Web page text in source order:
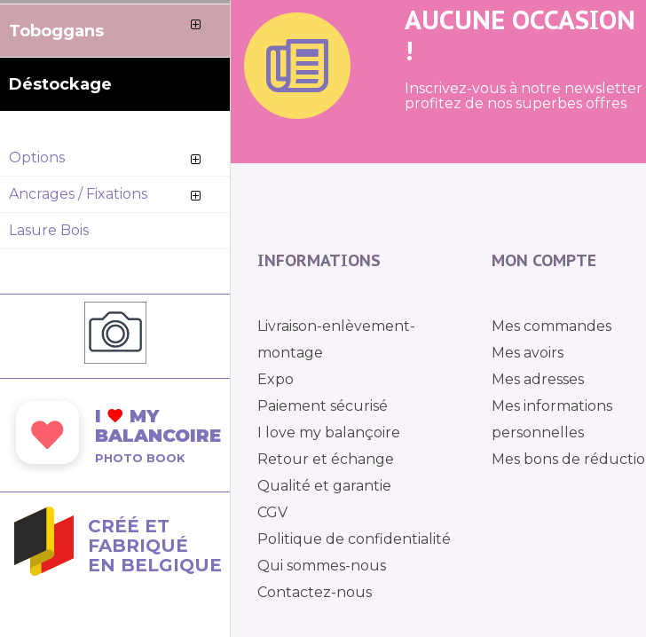
Toboggans
Déstockage
Options
Ancrages / Fixations
Lasure Bois
I
MY
BALANCOIRE
PHOTO BOOK
CRÉÉ ET
FABRIQUÉ
EN BELGIQUE
AUCUNE OCCASION
!
Inscrivez-vous à notre newsletter
profitez de nos superbes offres
INFORMATIONS
Livraison-enlèvement-
montage
Expo
Paiement sécurisé
I love my balançoire
Retour et échange
Qualité et garantie
CGV
Politique de confidentialité
Qui sommes-nous
Contactez-nous
MON COMPTE
Mes commandes
Mes avoirs
Mes adresses
Mes informations
personnelles
Mes bons de